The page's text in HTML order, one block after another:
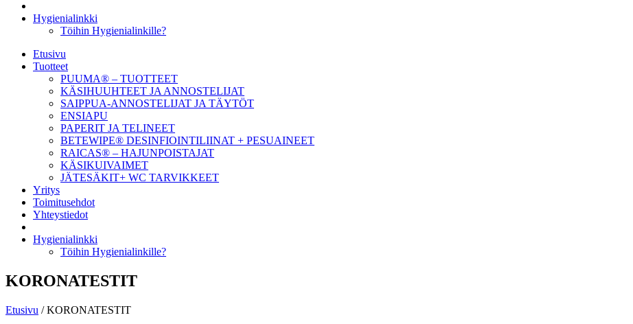
Hygienialinkki
Töihin Hygienialinkille?
Etusivu
Tuotteet
PUUMA® – TUOTTEET
KÄSIHUUHTEET JA ANNOSTELIJAT
SAIPPUA-ANNOSTELIJAT JA TÄYTÖT
ENSIAPU
PAPERIT JA TELINEET
BETEWIPE® DESINFIOINTILIINAT + PESUAINEET
RAICAS® – HAJUNPOISTAJAT
KÄSIKUIVAIMET
JÄTESÄKIT+ WC TARVIKKEET
Yritys
Toimitusehdot
Yhteystiedot
Hygienialinkki
Töihin Hygienialinkille?
KORONATESTIT
Etusivu / KORONATESTIT